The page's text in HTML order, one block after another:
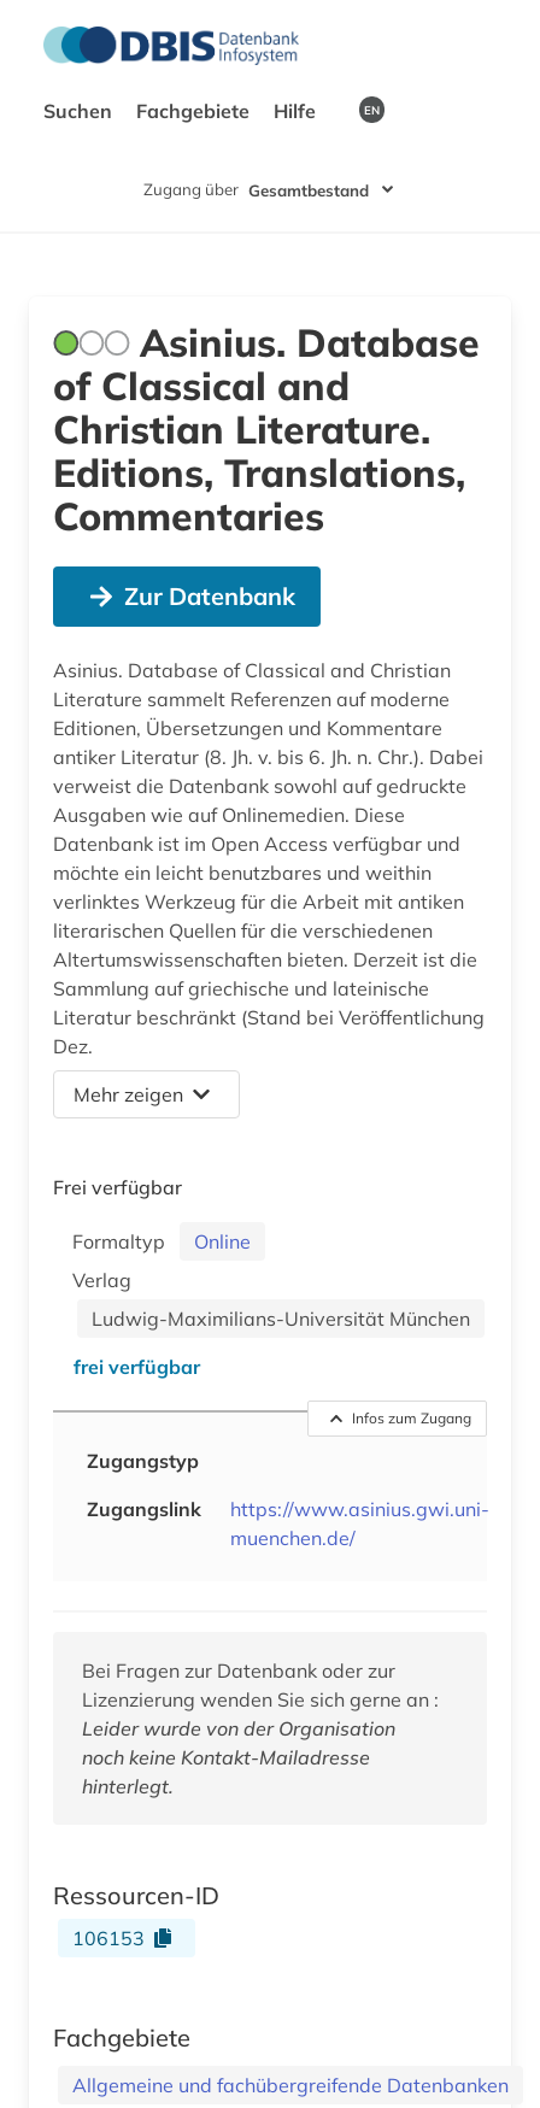
Suchen Fachgebiete Hilfe EN
Zugang über Gesamtbestand
Asinius. Database
of Classical and
Christian Literature.
Editions, Translations,
Commentaries
Zur Datenbank
Asinius. Database of Classical and Christian
Literature sammelt Referenzen auf moderne
Editionen, Übersetzungen und Kommentare
antiker Literatur (8. Jh. v. bis 6. Jh. n. Chr.). Dabei
verweist die Datenbank sowohl auf gedruckte
Ausgaben wie auf Onlinemedien. Diese
Datenbank ist im Open Access verfügbar und
möchte ein leicht benutzbares und weithin
verlinktes Werkzeug für die Arbeit mit antiken
literarischen Quellen für die verschiedenen
Altertumswissenschaften bieten. Derzeit ist die
Sammlung auf griechische und lateinische
Literatur beschränkt (Stand bei Veröffentlichung
Dez.
Mehr zeigen
Frei verfügbar
Formaltyp
Online
Verlag
Ludwig-Maximilians-Universität München
frei verfügbar
Infos zum Zugang
Zugangstyp
Zugangslink
https://www.asinius.gwi.uni-
muenchen.de/
Bei Fragen zur Datenbank oder zur
Lizenzierung wenden Sie sich gerne an :
Leider wurde von der Organisation
noch keine Kontakt-Mailadresse
hinterlegt.
Ressourcen-ID
106153
Fachgebiete
Allgemeine und fachübergreifende Datenbanken